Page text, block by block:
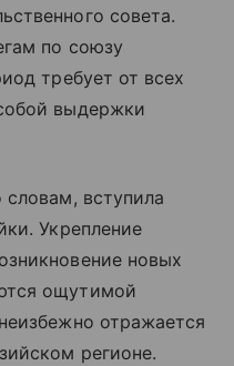
совета.
по союзу
требует от всех
выдержки
вступила
Укрепление
новых
ощутимой
отражается
регионе.